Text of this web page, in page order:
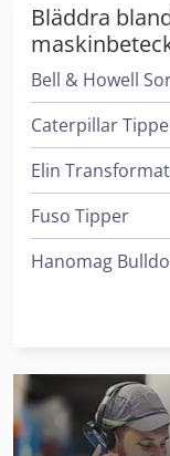
Bläddra
Bell & Howell
Caterpillar
Elin
Fuso Tipper
Hanomag
Haver &
Ingersoll Rand
Iveco Tipper